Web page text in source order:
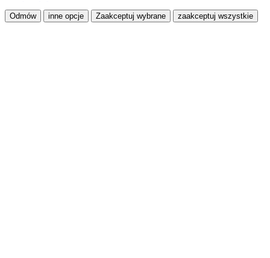
Odmów inne opcje Zaakceptuj wybrane zaakceptuj wszystkie